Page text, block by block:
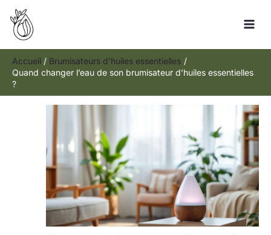
Aller
contenu
Accueil
Brumisateurs d'huiles essentielles
Quand changer l’eau de son brumisateur d’huiles essentielles
?
Rechercher